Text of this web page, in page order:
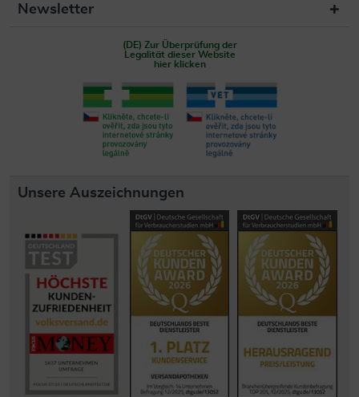
Newsletter
(DE) Zur Überprüfung der
Legalität dieser Website
hier klicken
Unsere Auszeichnungen